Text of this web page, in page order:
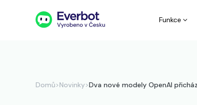
Funkce
Domů>Novinky>Dva nové modely OpenAI